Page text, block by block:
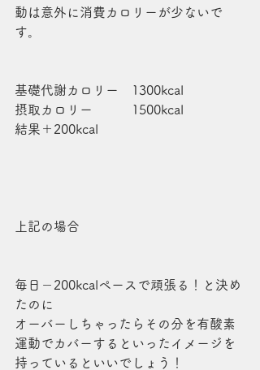
動は意外に消費カロリーが少ないで
す。
基礎代謝カロリー　1300kcal
摂取カロリー　　　1500kcal
結果＋200kcal
上記の場合
毎日－200kcalペースで頑張る！と決め
たのに
オーバーしちゃったらその分を有酸素
運動でカバーするといったイメージを
持っているといいでしょう！